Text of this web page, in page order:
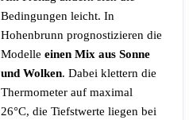
Bedingungen leicht. In
Hohenbrunn prognostizieren die
Modelle einen Mix aus Sonne
und Wolken. Dabei klettern die
Thermometer auf maximal
26°C, die Tiefstwerte liegen bei